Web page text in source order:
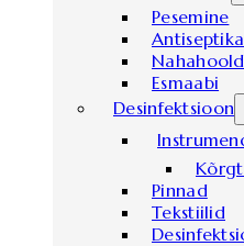
Pesemine
Antiseptika
Esmaabi
Desinfektsioon
Pinnad
Tekstiilid